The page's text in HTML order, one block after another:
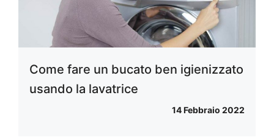
Come fare un bucato ben igienizzato
usando la lavatrice
14 Febbraio 2022